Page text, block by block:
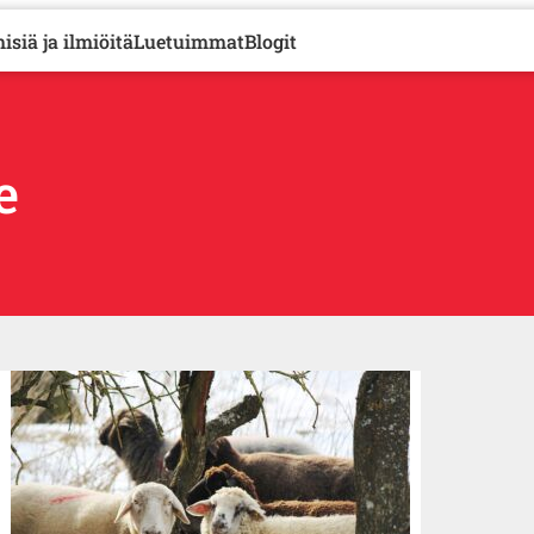
ja ilmiöitäLuetuimmatBlogit